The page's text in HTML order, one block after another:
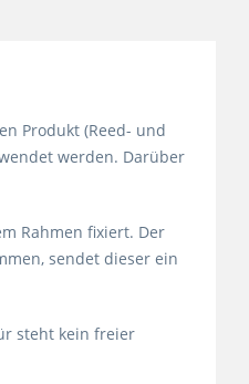
Produkt (Reed- und
werden. Darüber
Rahmen fixiert. Der
sendet dieser ein
steht kein freier